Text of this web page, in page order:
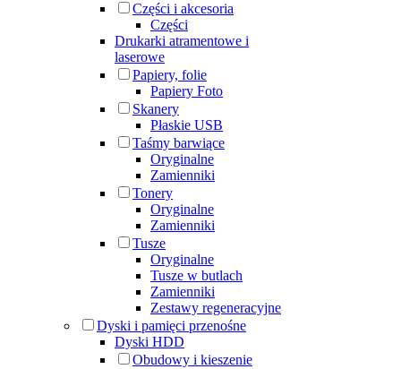
Części i akcesoria
Części
Drukarki atramentowe i
laserowe
Papiery, folie
Papiery Foto
Skanery
Płaskie USB
Taśmy barwiące
Oryginalne
Zamienniki
Tonery
Oryginalne
Zamienniki
Tusze
Oryginalne
Tusze w butlach
Zamienniki
Zestawy regeneracyjne
Dyski i pamięci przenośne
Dyski HDD
Obudowy i kieszenie